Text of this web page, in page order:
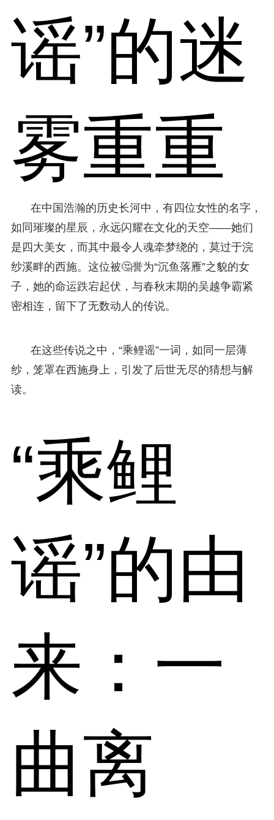
谣”的迷
雾重重
在中国浩瀚的历史长河中，有四位女性的名字，
如同璀璨的星辰，永远闪耀在文化的天空——她们
是四大美女，而其中最令人魂牵梦绕的，莫过于浣
纱溪畔的西施。这位被🤔誉为“沉鱼落雁”之貌的女
子，她的命运跌宕起伏，与春秋末期的吴越争霸紧
密相连，留下了无数动人的传说。
在这些传说之中，“乘鲤谣”一词，如同一层薄
纱，笼罩在西施身上，引发了后世无尽的猜想与解
读。
“乘鲤
谣”的由
来：一
曲离